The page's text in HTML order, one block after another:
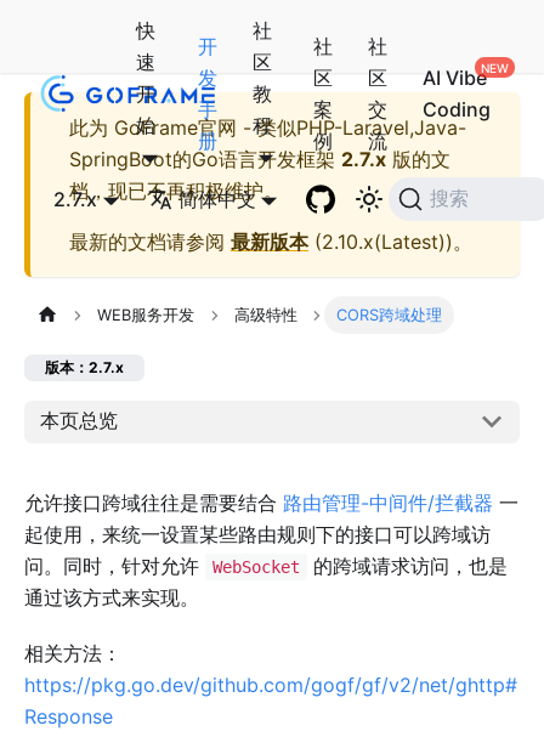
快
速
开
始
开
发
手
册
社
区
教
程
社
区
案
例
社
区
交
流
AI Vibe
Coding
2.7.x 简体中文 搜索
此为 GoFrame官网 - 类似PHP-Laravel,Java-
SpringBoot的Go语言开发框架 2.7.x 版的文
档，现已不再积极维护。
最新的文档请参阅 最新版本(2.10.x(Latest))。
WEB服务开发 高级特性 CORS跨域处理
版本：2.7.x
本页总览
允许接口跨域往往是需要结合 路由管理-中间件/拦截器 一
起使用，来统一设置某些路由规则下的接口可以跨域访
问。同时，针对允许
WebSocket
的跨域请求访问，也是
通过该方式来实现。
相关方法：
https://pkg.go.dev/github.com/gogf/gf/v2/net/ghttp#
Response